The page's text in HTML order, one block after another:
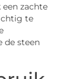
zachte
te
de steen